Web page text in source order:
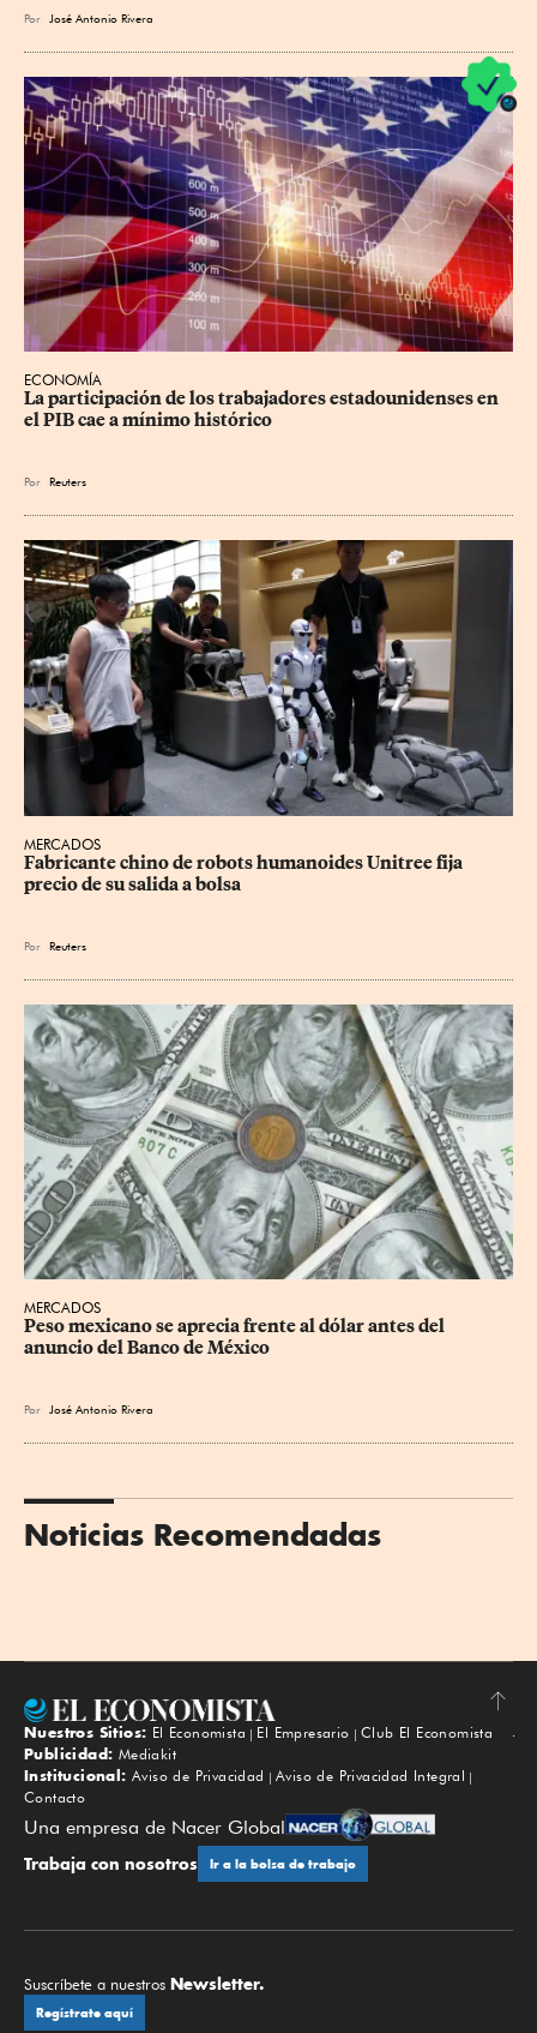
Por José Antonio Rivera
ECONOMÍA
La participación de los trabajadores estadounidenses en
el PIB cae a mínimo histórico
Por Reuters
MERCADOS
Fabricante chino de robots humanoides Unitree fija
precio de su salida a bolsa
Por Reuters
MERCADOS
Peso mexicano se aprecia frente al dólar antes del
anuncio del Banco de México
Por José Antonio Rivera
Noticias Recomendadas
Subir
Nuestros Sitios: El Economista El Empresario
Club El Economista
Publicidad: Mediakit
Institucional: Aviso de Privacidad
Aviso de Privacidad Integral
Contacto
Una empresa de Nacer Global
Trabaja con nosotros Ir a la bolsa de trabajo
Suscríbete a nuestros Newsletter.
Regístrate aquí